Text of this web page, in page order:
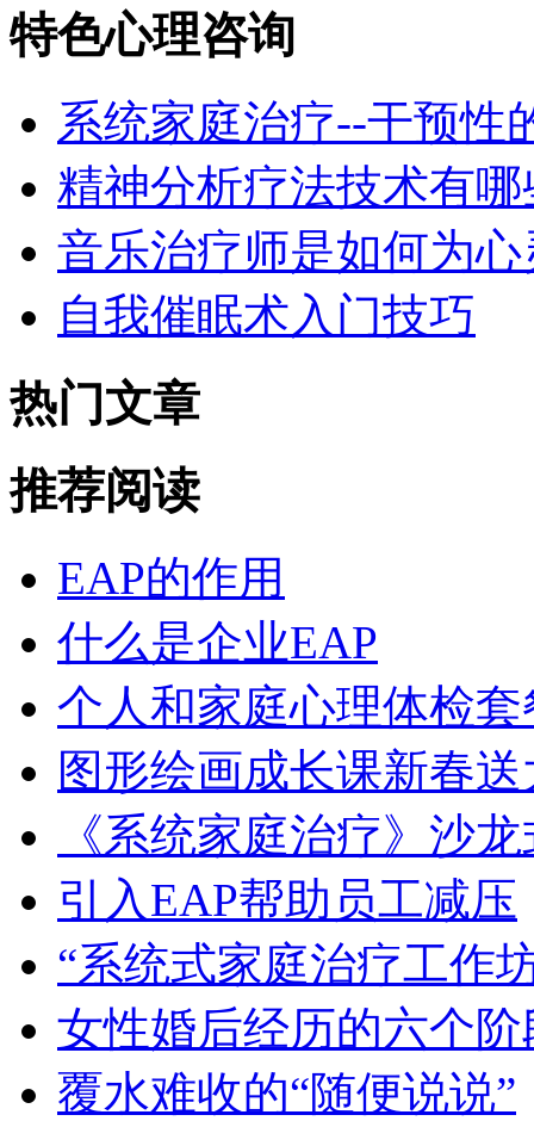
特色心理咨询
系统家庭治疗--干预性
精神分析疗法技术有哪
音乐治疗师是如何为
自我催眠术入门技巧
热门文章
推荐阅读
EAP的作用
什么是企业EAP
个人和家庭心理体检套
图形绘画成长课新春
《系统家庭治疗》沙
引入EAP帮助员工减压
“系统式家庭治疗工作
女性婚后经历的六个阶
覆水难收的“随便说说”